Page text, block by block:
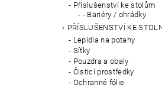
Příslušenství ke stolům
- Bariéry / ohrádky
PŘÍSLUŠENSTVÍ KE
Lepidla na potahy
Síťky
Pouzdra a obaly
Čisticí prostředky
Ochranné fólie